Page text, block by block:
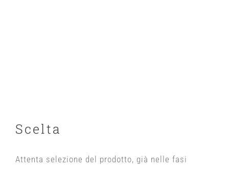
Scelta
Attenta selezione del prodotto, già nelle fasi